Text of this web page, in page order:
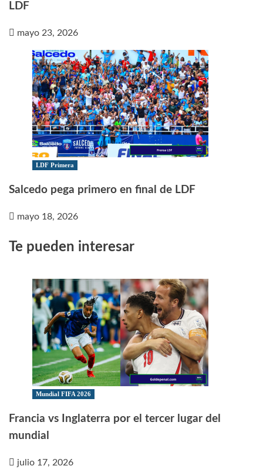
LDF
mayo 23, 2026
LDF Primera
Salcedo pega primero en final de LDF
mayo 18, 2026
Te pueden interesar
Mundial FIFA 2026
Francia vs Inglaterra por el tercer lugar del
mundial
julio 17, 2026